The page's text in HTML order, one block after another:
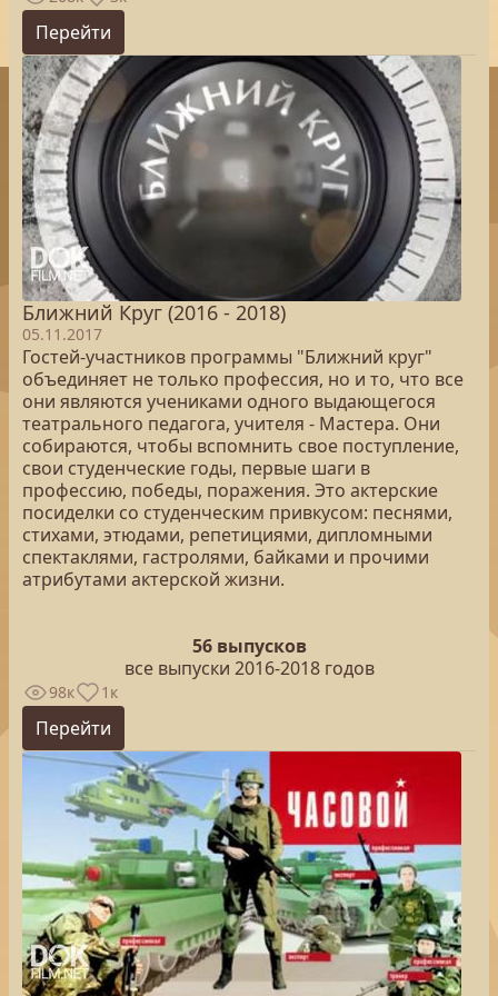
Перейти
Ближний Круг (2016 - 2018)
05.11.2017
Гостей-участников программы "Ближний круг"
объединяет не только профессия, но и то, что все
они являются учениками одного выдающегося
театрального педагога, учителя - Мастера. Они
собираются, чтобы вспомнить свое поступление,
свои студенческие годы, первые шаги в
профессию, победы, поражения. Это актерские
посиделки со студенческим привкусом: песнями,
стихами, этюдами, репетициями, дипломными
спектаклями, гастролями, байками и прочими
атрибутами актерской жизни.
56 выпусков
все выпуски 2016-2018 годов
98к 1к
Перейти